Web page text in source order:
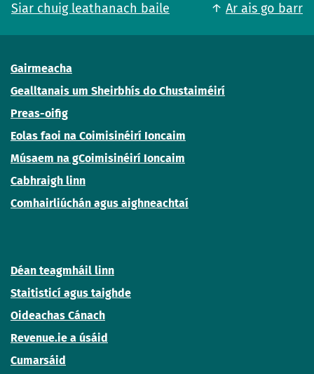
Siar chuig leathanach baile Ar ais go barr
Gairmeacha
Gealltanais um Sheirbhís do Chustaiméirí
Preas-oifig
Eolas faoi na Coimisinéirí Ioncaim
Músaem na gCoimisinéirí Ioncaim
Cabhraigh linn
Comhairliúchán agus aighneachtaí
Déan teagmháil linn
Staitisticí agus taighde
Oideachas Cánach
Revenue.ie a úsáid
Cumarsáid